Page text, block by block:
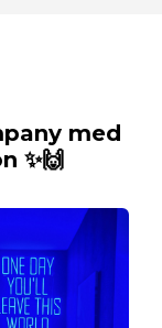
med
✨🙌